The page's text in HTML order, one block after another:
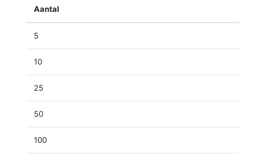
Aantal
5
10
25
50
100